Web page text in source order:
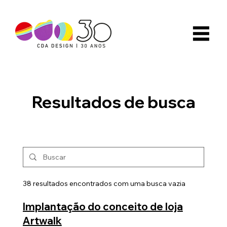
38 resultados encontrados com uma busca vazia
Implantação do conceito de loja
Artwalk
Resultados de busca